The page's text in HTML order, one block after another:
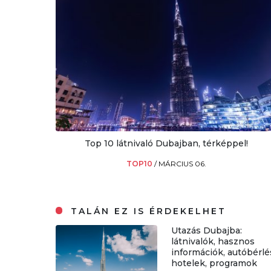
Top 10 látnivaló Dubajban, térképpel!
TOP10/ MÁRCIUS 06.
TALÁN EZ IS ÉRDEKELHET
Utazás Dubajba:
látnivalók, hasznos
információk,
hotelek, programok